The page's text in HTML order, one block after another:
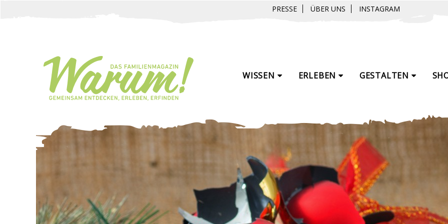
WISSEN ERLEBEN GESTALTEN
PRESSE ÜBER UNS INSTAGRAM